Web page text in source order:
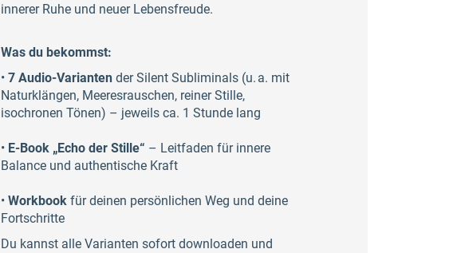
innerer Ruhe und neuer Lebensfreude.
Was du bekommst:
• 7 Audio-Varianten der Silent Subliminals (u. a. mit
Naturklängen, Meeresrauschen, reiner Stille,
isochronen Tönen) – jeweils ca. 1 Stunde lang
• E-Book „Echo der Stille“ – Leitfaden für innere
Balance und authentische Kraft
• Workbook für deinen persönlichen Weg und deine
Fortschritte
Du kannst alle Varianten sofort downloaden und